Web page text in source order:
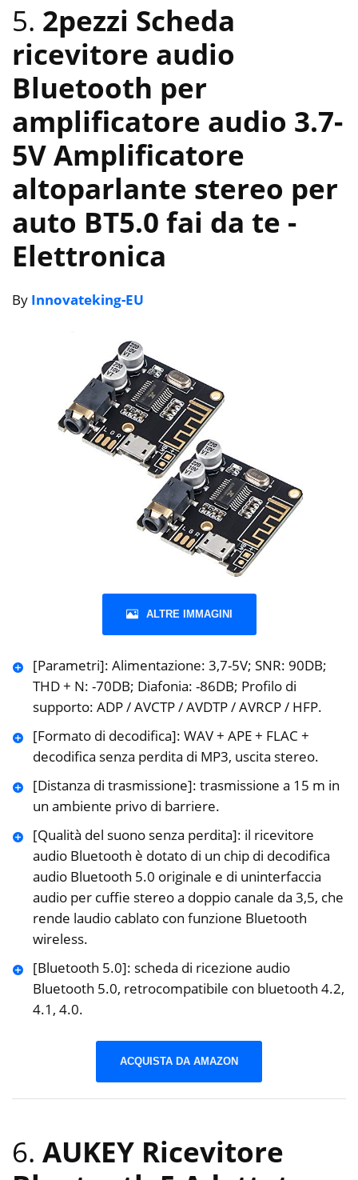
5. 2pezzi Scheda
ricevitore audio
Bluetooth per
amplificatore audio 3.7-
5V Amplificatore
altoparlante stereo per
auto BT5.0 fai da te -
Elettronica
By Innovateking-EU
ALTRE IMMAGINI
[Parametri]: Alimentazione: 3,7-5V; SNR: 90DB;
THD + N: -70DB; Diafonia: -86DB; Profilo di
supporto: ADP / AVCTP / AVDTP / AVRCP / HFP.
[Formato di decodifica]: WAV + APE + FLAC +
decodifica senza perdita di MP3, uscita stereo.
[Distanza di trasmissione]: trasmissione a 15 m in
un ambiente privo di barriere.
[Qualità del suono senza perdita]: il ricevitore
audio Bluetooth è dotato di un chip di decodifica
audio Bluetooth 5.0 originale e di uninterfaccia
audio per cuffie stereo a doppio canale da 3,5, che
rende laudio cablato con funzione Bluetooth
wireless.
[Bluetooth 5.0]: scheda di ricezione audio
Bluetooth 5.0, retrocompatibile con bluetooth 4.2,
4.1, 4.0.
ACQUISTA DA AMAZON
6. AUKEY Ricevitore